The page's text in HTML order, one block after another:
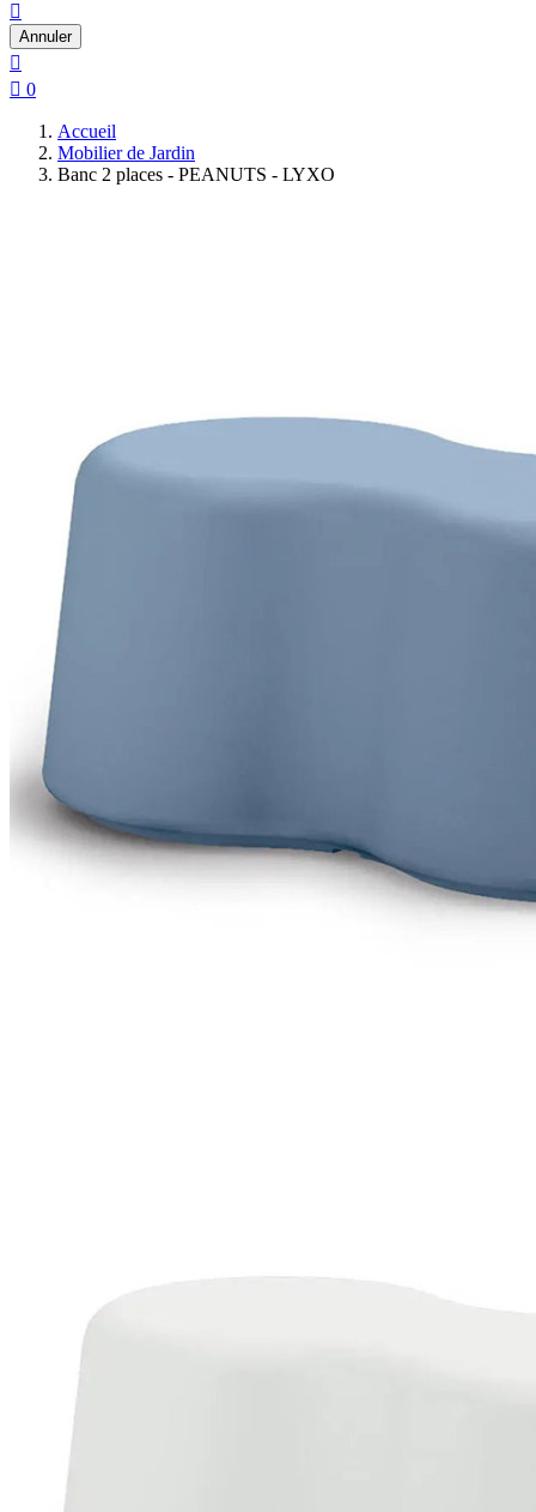

Annuler

 0
Accueil
Mobilier de Jardin
Banc 2 places - PEANUTS - LYXO